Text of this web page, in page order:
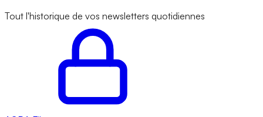
Tout l'historique de vos newsletters quotidiennes